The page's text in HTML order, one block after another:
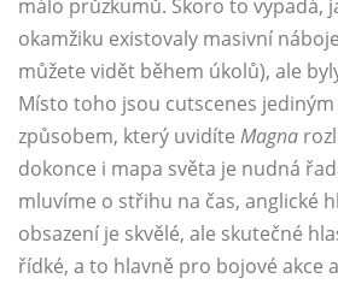
málo průzkumů. Skoro to vypadá,
okamžiku existovaly masivní
můžete vidět během úkolů), ale
Místo toho jsou cutscenes
způsobem, který uvidíte Magna
dokonce i mapa světa je nudná
mluvíme o střihu na čas, anglické
obsazení je skvělé, ale skutečné
řídké, a to hlavně pro bojové akce